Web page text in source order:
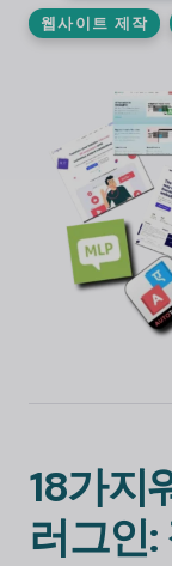
웹사이트 제작
18가지
러그인: